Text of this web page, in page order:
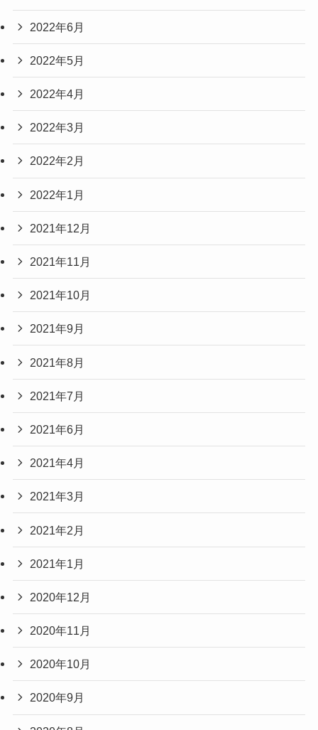
2022年6月
2022年5月
2022年4月
2022年3月
2022年2月
2022年1月
2021年12月
2021年11月
2021年10月
2021年9月
2021年8月
2021年7月
2021年6月
2021年4月
2021年3月
2021年2月
2021年1月
2020年12月
2020年11月
2020年10月
2020年9月